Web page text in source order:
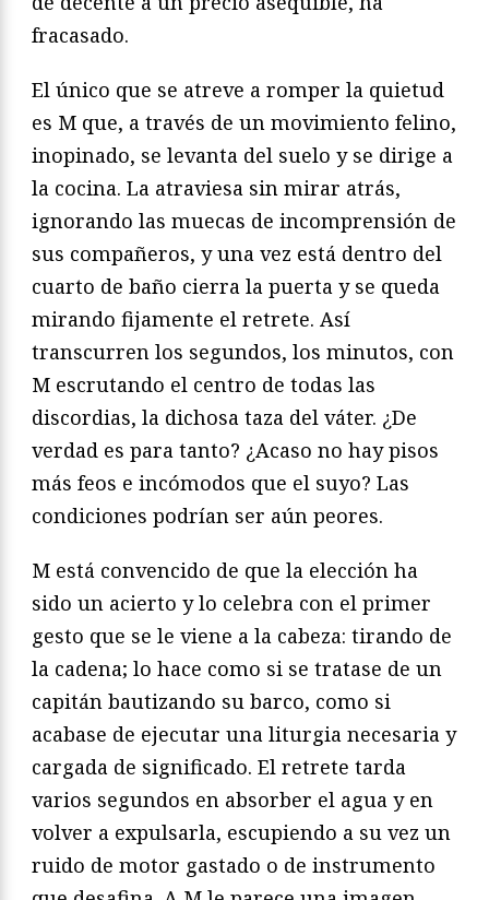
fracasado.
El único que se atreve a romper la quietud
es M que, a través de un movimiento felino,
inopinado, se levanta del suelo y se dirige a
la cocina. La atraviesa sin mirar atrás,
ignorando las muecas de incomprensión de
sus compañeros, y una vez está dentro del
cuarto de baño cierra la puerta y se queda
mirando fijamente el retrete. Así
transcurren los segundos, los minutos, con
M escrutando el centro de todas las
discordias, la dichosa taza del váter. ¿De
verdad es para tanto? ¿Acaso no hay pisos
más feos e incómodos que el suyo? Las
condiciones podrían ser aún peores.
M está convencido de que la elección ha
sido un acierto y lo celebra con el primer
gesto que se le viene a la cabeza: tirando de
la cadena; lo hace como si se tratase de un
capitán bautizando su barco, como si
acabase de ejecutar una liturgia necesaria y
cargada de significado. El retrete tarda
varios segundos en absorber el agua y en
volver a expulsarla, escupiendo a su vez un
ruido de motor gastado o de instrumento